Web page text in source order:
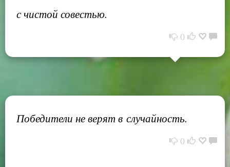
с чистой совестью.
0
Победители не верят в случайность.
0